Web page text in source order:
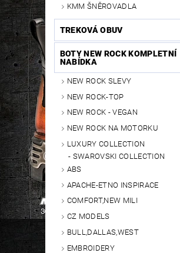
KMM ŠNĚROVADLA
TREKOVÁ OBUV
BOTY NEW ROCK KOMPLETNÍ
NABÍDKA
NEW ROCK SLEVY
NEW ROCK-TOP
NEW ROCK - VEGAN
NEW ROCK NA MOTORKU
LUXURY COLLECTION
SWAROVSKI COLLECTION
ABS
APACHE-ETNO INSPIRACE
COMFORT,NEW MILI
CZ MODELS
BULL,DALLAS,WEST
EMBROIDERY